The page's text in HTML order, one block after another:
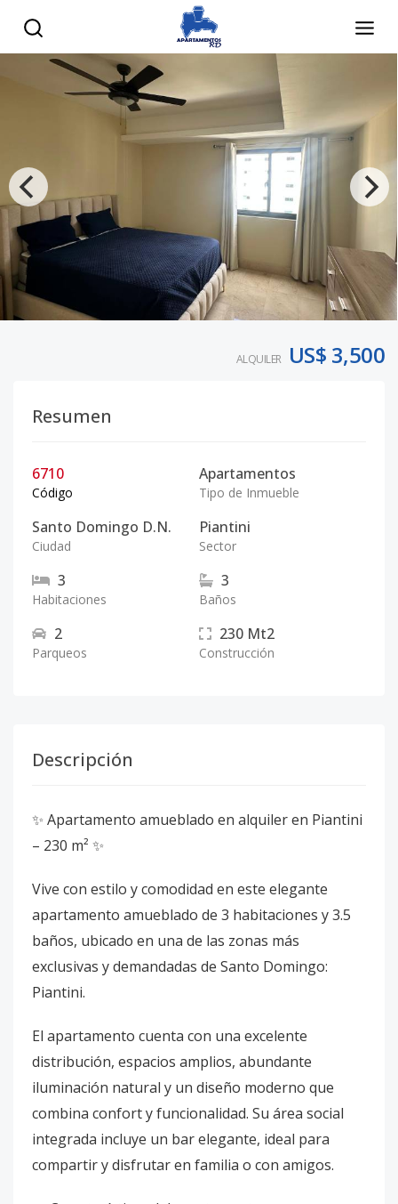
ALQUILER US$ 3,500
Resumen
6710
Código
Apartamentos
Tipo de Inmueble
Santo Domingo D.N.
Ciudad
Piantini
Sector
3
Habitaciones
3
Baños
2
Parqueos
230 Mt2
Construcción
Descripción
✨ Apartamento amueblado en alquiler en Piantini
– 230 m² ✨
Vive con estilo y comodidad en este elegante
apartamento amueblado de 3 habitaciones y 3.5
baños, ubicado en una de las zonas más
exclusivas y demandadas de Santo Domingo:
Piantini.
El apartamento cuenta con una excelente
distribución, espacios amplios, abundante
iluminación natural y un diseño moderno que
combina confort y funcionalidad. Su área social
integrada incluye un bar elegante, ideal para
compartir y disfrutar en familia o con amigos.